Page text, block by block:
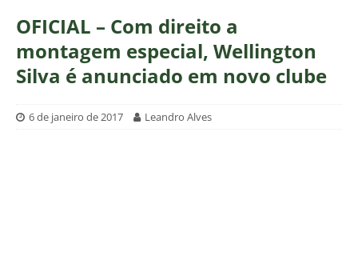
OFICIAL – Com direito a
montagem especial, Wellington
Silva é anunciado em novo clube
6 de janeiro de 2017 Leandro Alves